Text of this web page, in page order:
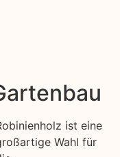
ist eine
Wahl für